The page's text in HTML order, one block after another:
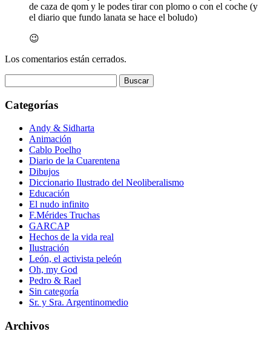
de caza de qom y le podes tirar con plomo o con el coche (y
el diario que fundo lanata se hace el boludo)
😉
Los comentarios están cerrados.
Categorías
Andy & Sidharta
Animación
Cablo Poelho
Diario de la Cuarentena
Dibujos
Diccionario Ilustrado del Neoliberalismo
Educación
El nudo infinito
F.Mérides Truchas
GARCAP
Hechos de la vida real
Ilustración
León, el activista peleón
Oh, my God
Pedro & Rael
Sin categoría
Sr. y Sra. Argentinomedio
Archivos